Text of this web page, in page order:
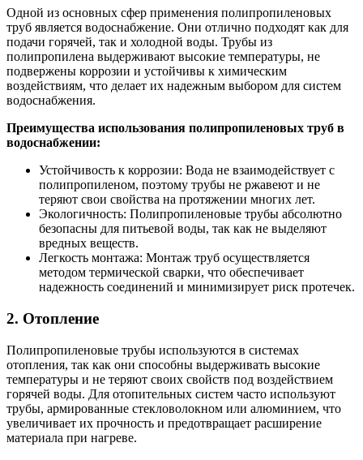
Одной из основных сфер применения полипропиленовых
труб является водоснабжение. Они отлично подходят как для
подачи горячей, так и холодной воды. Трубы из
полипропилена выдерживают высокие температуры, не
подвержены коррозии и устойчивы к химическим
воздействиям, что делает их надежным выбором для систем
водоснабжения.
Преимущества использования полипропиленовых труб в
водоснабжении:
Устойчивость к коррозии: Вода не взаимодействует с
полипропиленом, поэтому трубы не ржавеют и не
теряют свои свойства на протяжении многих лет.
Экологичность: Полипропиленовые трубы абсолютно
безопасны для питьевой воды, так как не выделяют
вредных веществ.
Легкость монтажа: Монтаж труб осуществляется
методом термической сварки, что обеспечивает
надежность соединений и минимизирует риск протечек.
2. Отопление
Полипропиленовые трубы используются в системах
отопления, так как они способны выдерживать высокие
температуры и не теряют своих свойств под воздействием
горячей воды. Для отопительных систем часто используют
трубы, армированные стекловолокном или алюминием, что
увеличивает их прочность и предотвращает расширение
материала при нагреве.